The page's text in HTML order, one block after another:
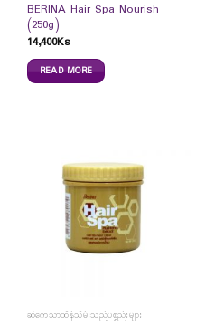
BERINA Hair Spa Nourish
(250g)
14,400Ks
READ MORE
ဆံကေသာထိန်သိမ်းသည့်ပစ္စည်းများ